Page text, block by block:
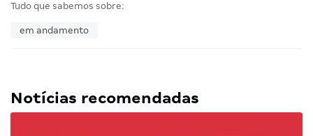
Tudo que sabemos sobre:
em andamento
Notícias recomendadas